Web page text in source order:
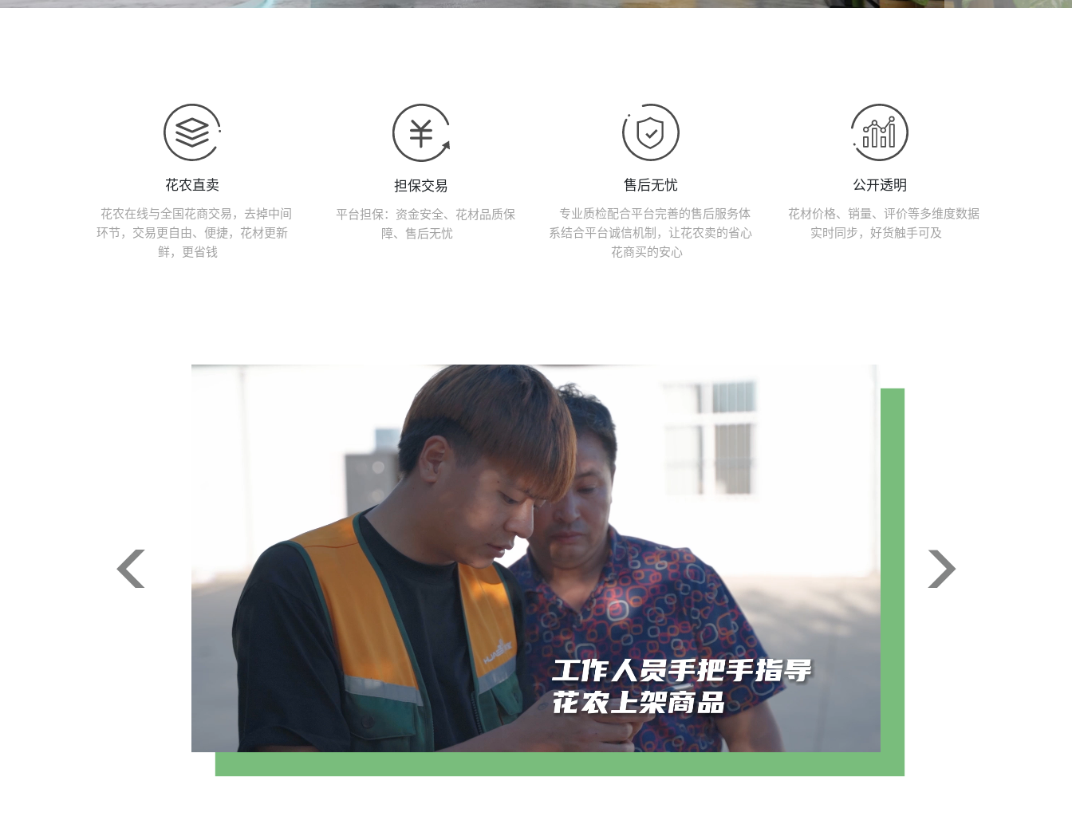
花农直卖
花农在线与全国花商交易，去掉中间
环节，交易更自由、便捷，花材更新
鲜，更省钱
担保交易
平台担保：资金安全、花材品质保
障、售后无忧
售后无忧
专业质检配合平台完善的售后服务体
系结合平台诚信机制，让花农卖的省心
花商买的安心
公开透明
花材价格、销量、评价等多维度数据
实时同步，好货触手可及